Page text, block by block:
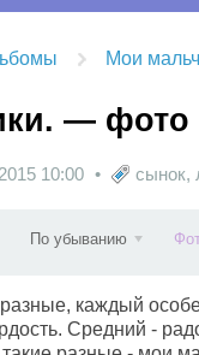
Мои
— фото
10:00 сынок,
По убыванию
каждый
Средний -